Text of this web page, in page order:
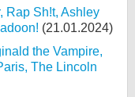
Rap Sh!t, Ashley
(21.01.2024)
the Vampire,
The Lincoln